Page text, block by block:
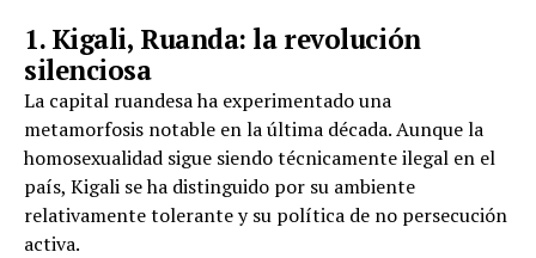
1. Kigali, Ruanda: la revolución
silenciosa
La capital ruandesa ha experimentado una
metamorfosis notable en la última década. Aunque la
homosexualidad sigue siendo técnicamente ilegal en el
país, Kigali se ha distinguido por su ambiente
relativamente tolerante y su política de no persecución
activa.